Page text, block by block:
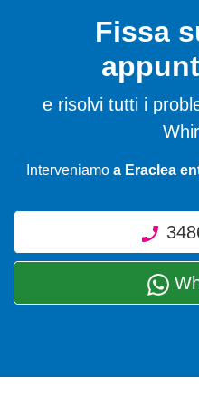
Fissa
e risolvi tutti i
Interveniamo a Eraclea